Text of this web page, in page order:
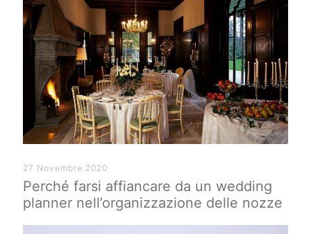
27 Novembre 2020
Perché farsi affiancare da un wedding
planner nell’organizzazione delle nozze